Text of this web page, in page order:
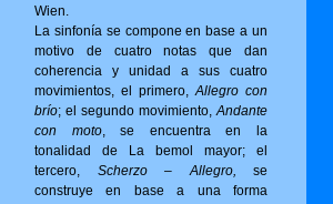
Wien.
La sinfonía se compone en base a un
motivo de cuatro notas que dan
coherencia y unidad a sus cuatro
movimientos, el primero,Allegro con
brío; el segundo movimiento,Andante
con moto, se encuentra en la
tonalidad de La bemol mayor; el
tercero, Scherzo – Allegro, se
construye en base a una forma